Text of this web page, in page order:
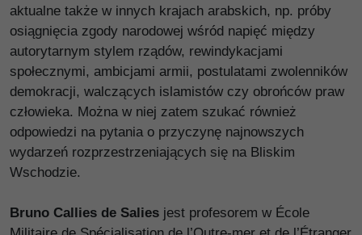
aktualne także w innych krajach arabskich, np. próby
osiągnięcia zgody narodowej wśród napięć między
autorytarnym stylem rządów, rewindykacjami
społecznymi, ambicjami armii, postulatami zwolenników
demokracji, walczących islamistów czy obrońców praw
człowieka. Można w niej zatem szukać również
odpowiedzi na pytania o przyczynę najnowszych
wydarzeń rozprzestrzeniających się na Bliskim
Wschodzie.
Bruno Callies de Salies jest profesorem w École